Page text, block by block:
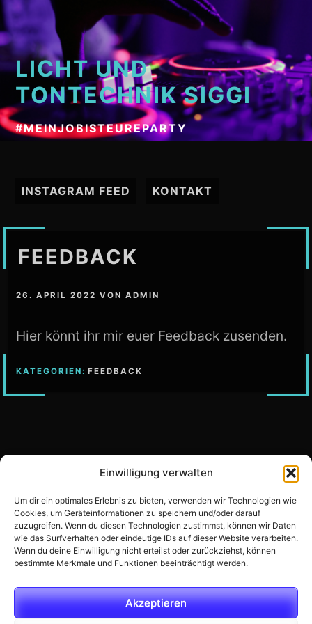
Einwilligung verwalten
Um dir ein optimales Erlebnis zu bieten, verwenden wir Technologien wie
Cookies, um Geräteinformationen zu speichern und/oder darauf
zuzugreifen. Wenn du diesen Technologien zustimmst, können wir Daten
wie das Surfverhalten oder eindeutige IDs auf dieser Website verarbeiten.
Wenn du deine Einwilligung nicht erteilst oder zurückziehst, können
bestimmte Merkmale und Funktionen beeinträchtigt werden.
Akzeptieren
Zum
Inhalt
springen
LICHT UND
TONTECHNIK SIGGI
#MEINJOBISTEUREPARTY
INSTAGRAM FEED KONTAKT
FEEDBACK
26. APRIL 2022 VONADMIN
Hier könnt ihr mir euer Feedback zusenden.
KATEGORIEN: FEEDBACK
Footer-
Inhalt
Instagram
Feed
Kontakt